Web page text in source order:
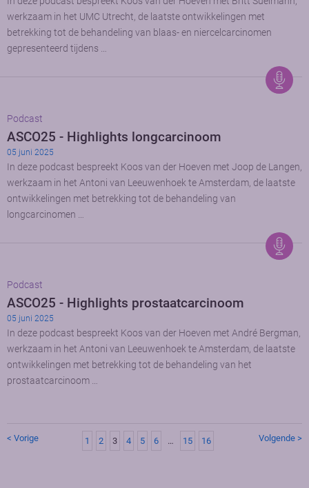
werkzaam in het UMC Utrecht, de laatste ontwikkelingen met
betrekking tot de behandeling van blaas- en niercelcarcinomen
gepresenteerd tijdens …
Podcast
ASCO25 - Highlights longcarcinoom
05 juni 2025
In deze podcast bespreekt Koos van der Hoeven met Joop de Langen,
werkzaam in het Antoni van Leeuwenhoek te Amsterdam, de laatste
ontwikkelingen met betrekking tot de behandeling van
longcarcinomen …
Podcast
ASCO25 - Highlights prostaatcarcinoom
05 juni 2025
In deze podcast bespreekt Koos van der Hoeven met André Bergman,
werkzaam in het Antoni van Leeuwenhoek te Amsterdam, de laatste
ontwikkelingen met betrekking tot de behandeling van het
prostaatcarcinoom …
< Vorige 1 2 3 4 5 6 … 15 16 Volgende >